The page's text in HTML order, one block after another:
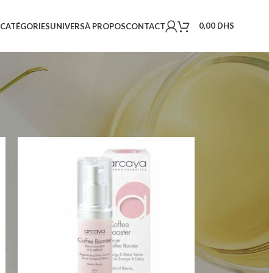
CATÉGORIESUNIVERSÀ PROPOSCONTACT 0,00 DHS